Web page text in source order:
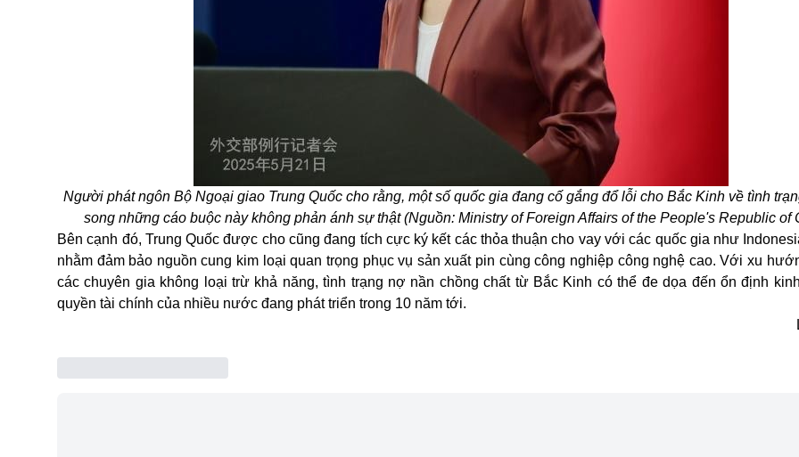
Người phát ngôn Bộ Ngoại giao Trung Quốc cho rằng, một số quốc gia đang cố gắng đổ lỗi cho Bắc Kinh về tình
song những cáo buộc này không phản ánh sự thật (Nguồn: Ministry of Foreign Affairs of the People's Republic of
Bên cạnh đó, Trung Quốc được cho cũng đang tích cực ký kết các thỏa thuận cho vay với các quốc gia như
nhằm đảm bảo nguồn cung kim loại quan trọng phục vụ sản xuất pin cùng công nghiệp công nghệ cao. Với xu
các chuyên gia không loại trừ khả năng, tình trạng nợ nần chồng chất từ Bắc Kinh có thể đe dọa đến ổn định
quyền tài chính của nhiều nước đang phát triển trong 10 năm tới.